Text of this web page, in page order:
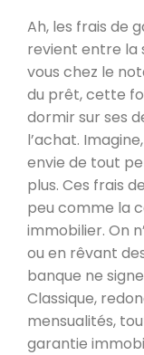
Ah, les frais de
revient entre la
vous chez le
du prêt, cette
dormir sur ses
l’achat.
envie de tout
plus. Ces frais
peu comme la
immobilier. On
ou en rêvant
banque ne
Classique,
mensualités,
garantie